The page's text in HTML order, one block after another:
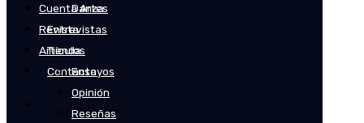
Danza
Entrevistas
Tienda
Contacto
Cuenta Artes
Revista
Artículos
Ensayos
Opinión
Reseñas